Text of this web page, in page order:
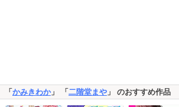
「 かみきわか」 「 二階堂まや 」 のおすすめ作品